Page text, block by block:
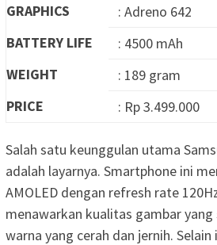
GRAPHICS
: Adreno 642
BATTERY LIFE
: 4500 mAh
WEIGHT
: 189 gram
PRICE
: Rp 3.499.000
Salah satu keunggulan utama
adalah layarnya. Smartphone ini
AMOLED dengan refresh rate
menawarkan kualitas gambar
warna yang cerah dan jernih.